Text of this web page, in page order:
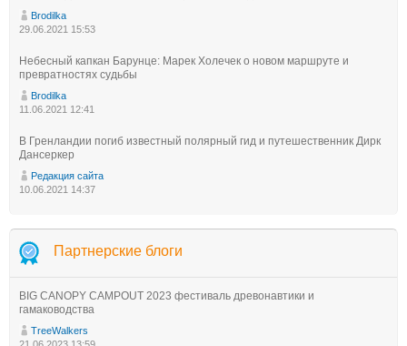
Brodilka
29.06.2021 15:53
Небесный капкан Барунце: Марек Холечек о новом маршруте и
превратностях судьбы
Brodilka
11.06.2021 12:41
В Гренландии погиб известный полярный гид и путешественник Дирк
Дансеркер
Редакция сайта
10.06.2021 14:37
Партнерские блоги
BIG CANOPY CAMPOUT 2023 фестиваль древонавтики и
гамаководства
TreeWalkers